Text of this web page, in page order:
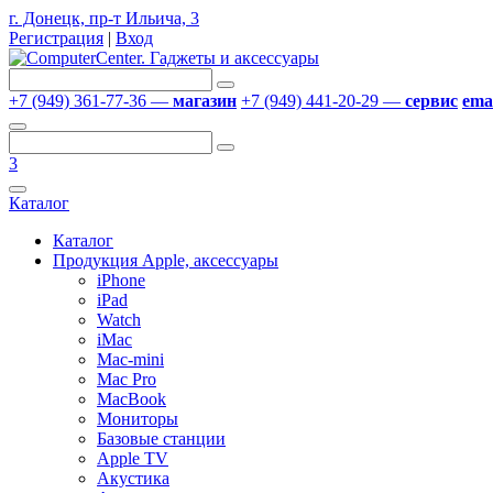
г. Донецк, пр-т Ильича, 3
Регистрация | Вход
+7 (949) 361-77-36 — магазин +7 (949) 441-20-29 — сервис
3
Каталог
Каталог
Продукция Apple, аксессуары
iPhone
iPad
Watch
iMac
Mac-mini
Mac Pro
MacBook
Мониторы
Базовые станции
Apple TV
Акустика